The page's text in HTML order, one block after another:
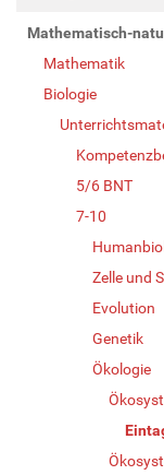
Mathematisch-
Mathematik
Biologie
5/6 BNT
7-10
Zelle und
Evolution
Genetik
Ökologie